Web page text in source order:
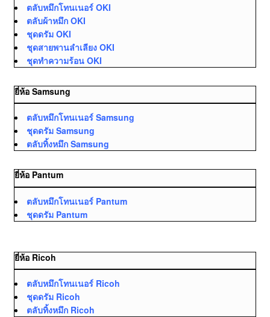
ตลับหมึกโทนเนอร์ OKI
ตลับผ้าหมึก OKI
ชุดดรัม OKI
ชุดสายพานลำเลียง OKI
ชุดทำความร้อน OKI
ยี่ห้อ Samsung
ตลับหมึกโทนเนอร์ Samsung
ชุดดรัม Samsung
ตลับทิ้งหมึก Samsung
ยี่ห้อ Pantum
ตลับหมึกโทนเนอร์ Pantum
ชุดดรัม Pantum
ยี่ห้อ Ricoh
ตลับหมึกโทนเนอร์ Ricoh
ชุดดรัม Ricoh
ตลับทิ้งหมึก Ricoh